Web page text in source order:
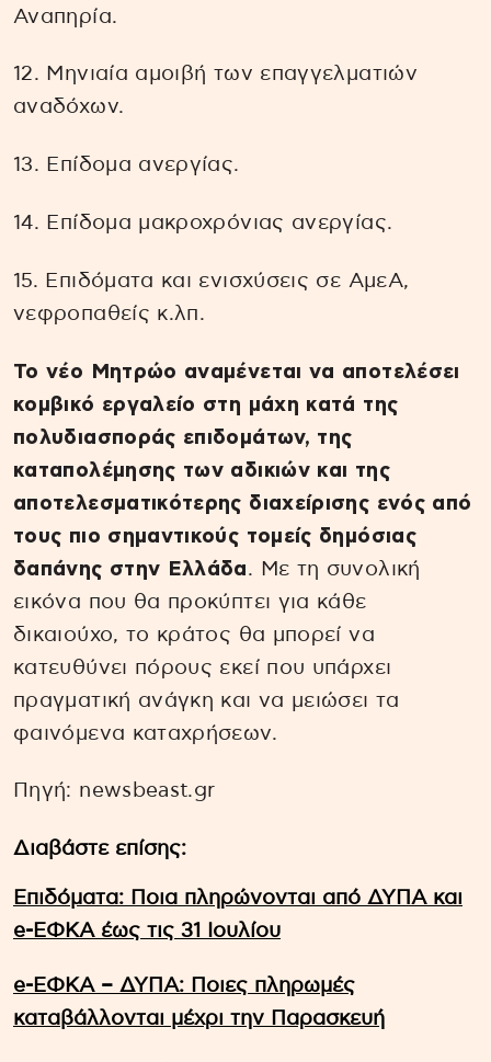
Αναπηρία.
12. Μηνιαία αμοιβή των επαγγελματιών
αναδόχων.
13. Επίδομα ανεργίας.
14. Επίδομα μακροχρόνιας ανεργίας.
15. Επιδόματα και ενισχύσεις σε ΑμεΑ,
νεφροπαθείς κ.λπ.
Το νέο Μητρώο αναμένεται να αποτελέσει
κομβικό εργαλείο στη μάχη κατά της
πολυδιασποράς επιδομάτων, της
καταπολέμησης των αδικιών και της
αποτελεσματικότερης διαχείρισης ενός από
τους πιο σημαντικούς τομείς δημόσιας
δαπάνης στην Ελλάδα. Με τη συνολική
εικόνα που θα προκύπτει για κάθε
δικαιούχο, το κράτος θα μπορεί να
κατευθύνει πόρους εκεί που υπάρχει
πραγματική ανάγκη και να μειώσει τα
φαινόμενα καταχρήσεων.
Πηγή: newsbeast.gr
Διαβάστε επίσης:
Επιδόματα: Ποια πληρώνονται από ΔΥΠΑ και
e-ΕΦΚΑ έως τις 31 Ιουλίου
e-ΕΦΚΑ – ΔΥΠΑ: Ποιες πληρωμές
καταβάλλονται μέχρι την Παρασκευή